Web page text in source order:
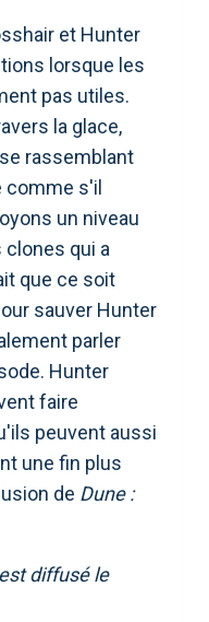
et Hunter
lorsque les
pas utiles.
la glace,
rassemblant
comme s'il
un niveau
qui a
que ce soit
sauver Hunter
parler
Hunter
faire
peuvent aussi
une fin plus
de Dune :
diffusé le